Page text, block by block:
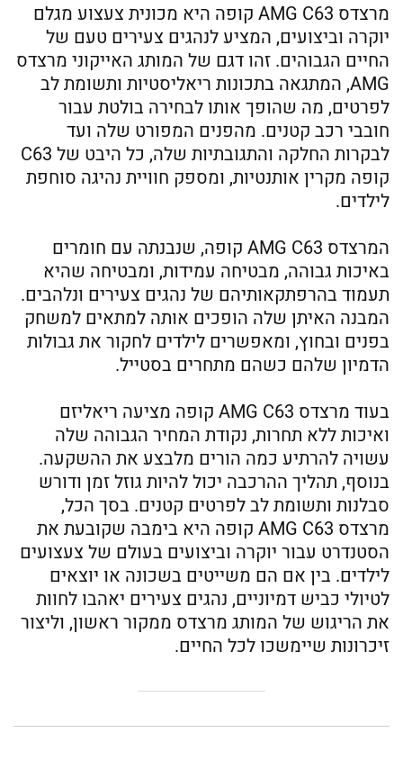
מרצדס AMG C63 קופה היא מכונית צעצוע מגלם
יוקרה וביצועים, המציע לנהגים צעירים טעם של
החיים הגבוהים. זהו דגם של המותג האייקוני מרצדס
AMG, המתגאה בתכונות ריאליסטיות ותשומת לב
לפרטים, מה שהופך אותו לבחירה בולטת עבור
חובבי רכב קטנים. מהפנים המפורט שלה ועד
לבקרות החלקה והתגובתיות שלה, כל היבט של C63
קופה מקרין אותנטיות, ומספק חוויית נהיגה סוחפת
לילדים.
המרצדס AMG C63 קופה, שנבנתה עם חומרים
באיכות גבוהה, מבטיחה עמידות, ומבטיחה שהיא
תעמוד בהרפתקאותיהם של נהגים צעירים ונלהבים.
המבנה האיתן שלה הופכים אותה למתאים למשחק
בפנים ובחוץ, ומאפשרים לילדים לחקור את גבולות
הדמיון שלהם כשהם מתחרים בסטייל.
בעוד מרצדס AMG C63 קופה מציעה ריאליזם
ואיכות ללא תחרות, נקודת המחיר הגבוהה שלה
עשויה להרתיע כמה הורים מלבצע את ההשקעה.
בנוסף, תהליך ההרכבה יכול להיות גוזל זמן ודורש
סבלנות ותשומת לב לפרטים קטנים. בסך הכל,
מרצדס AMG C63 קופה היא בימבה שקובעת את
הסטנדרט עבור יוקרה וביצועים בעולם של צעצועים
לילדים. בין אם הם משייטים בשכונה או יוצאים
לטיולי כביש דמיוניים, נהגים צעירים יאהבו לחוות
את הריגוש של המותג מרצדס ממקור ראשון, וליצור
זיכרונות שיימשכו לכל החיים.